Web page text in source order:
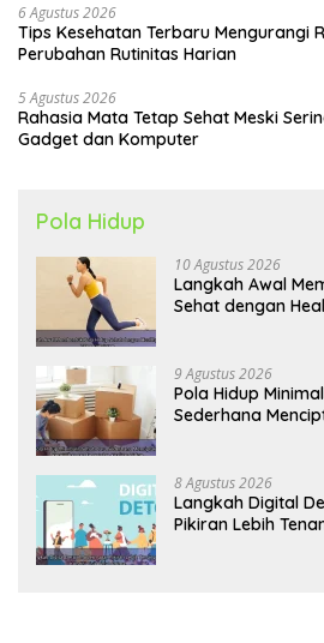
6 Agustus 2026
Tips Kesehatan Terbaru Mengurangi
Perubahan Rutinitas Harian
5 Agustus 2026
Rahasia Mata Tetap Sehat Meski
Gadget dan Komputer
Pola Hidup
10 Agustus 2026
Langkah Awal
Sehat dengan
9 Agustus 2026
Pola Hidup
Sederhana
8 Agustus 2026
Langkah Digital
Pikiran Lebih